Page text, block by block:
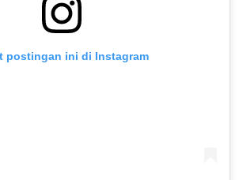
postingan ini di Instagram